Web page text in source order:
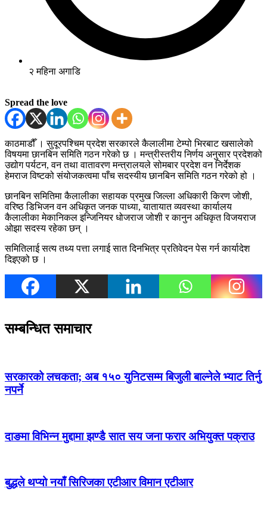
२ महिना अगाडि
Spread the love
काठमाडौँ । सुदूरपश्चिम प्रदेश सरकारले कैलालीमा टेम्पो भिरबाट खसालेको
विषयमा छानबिन समिति गठन गरेको छ । मन्त्रीस्तरीय निर्णय अनुसार प्रदेशको
उद्योग पर्यटन, वन तथा वातावरण मन्त्रालयले सोमबार प्रदेश वन निर्देशक
हेमराज विष्टको संयोजकत्वमा पाँच सदस्यीय छानबिन समिति गठन गरेको हो ।
छानबिन समितिमा कैलालीका सहायक प्रमुख जिल्ला अधिकारी किरण जोशी,
वरिष्ठ डिभिजन वन अधिकृत जनक पाध्या, यातायात व्यवस्था कार्यालय
कैलालीका मेकानिकल इन्जिनियर धोजराज जोशी र कानुन अधिकृत विजयराज
ओझा सदस्य रहेका छन् ।
समितिलाई सत्य तथ्य पत्ता लगाई सात दिनभित्र प्रतिवेदन पेस गर्न कार्यादेश
दिइएको छ ।
सम्बन्धित समाचार
सरकारको लचकता; अब १५० युनिटसम्म बिजुली बाल्नेले भ्याट तिर्नु
नपर्ने
दाङमा विभिन्न मुद्दामा झण्डै सात सय जना फरार अभियुक्त पक्राउ
बुद्धले थप्यो नयाँ सिरिजका एटीआर विमान एटीआर